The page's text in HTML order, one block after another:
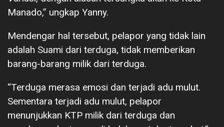
Manado,” ungkap Yanny.
Mendengar hal tersebut, pelapor yang tidak lain
adalah Suami dari terduga, tidak memberikan
barang-barang milik dari terduga.
“Terduga merasa emosi dan terjadi adu mulut.
Sementara terjadi adu mulut, pelapor
menunjukkan KTP milik dari terduga dan